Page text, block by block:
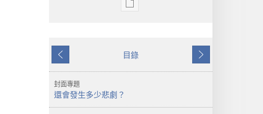
電
物
上
一
頁
目錄
下
一
封面專題
還會發生多少悲劇？